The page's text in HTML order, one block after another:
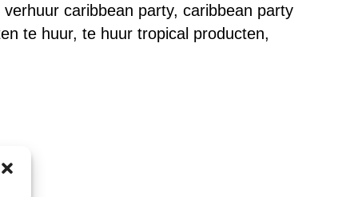
caribbean party, caribbean party
te huur, te huur tropical producten,